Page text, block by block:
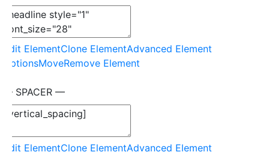
Edit ElementClone ElementAdvanced Element
OptionsMoveRemove Element
— SPACER —
Edit ElementClone ElementAdvanced Element